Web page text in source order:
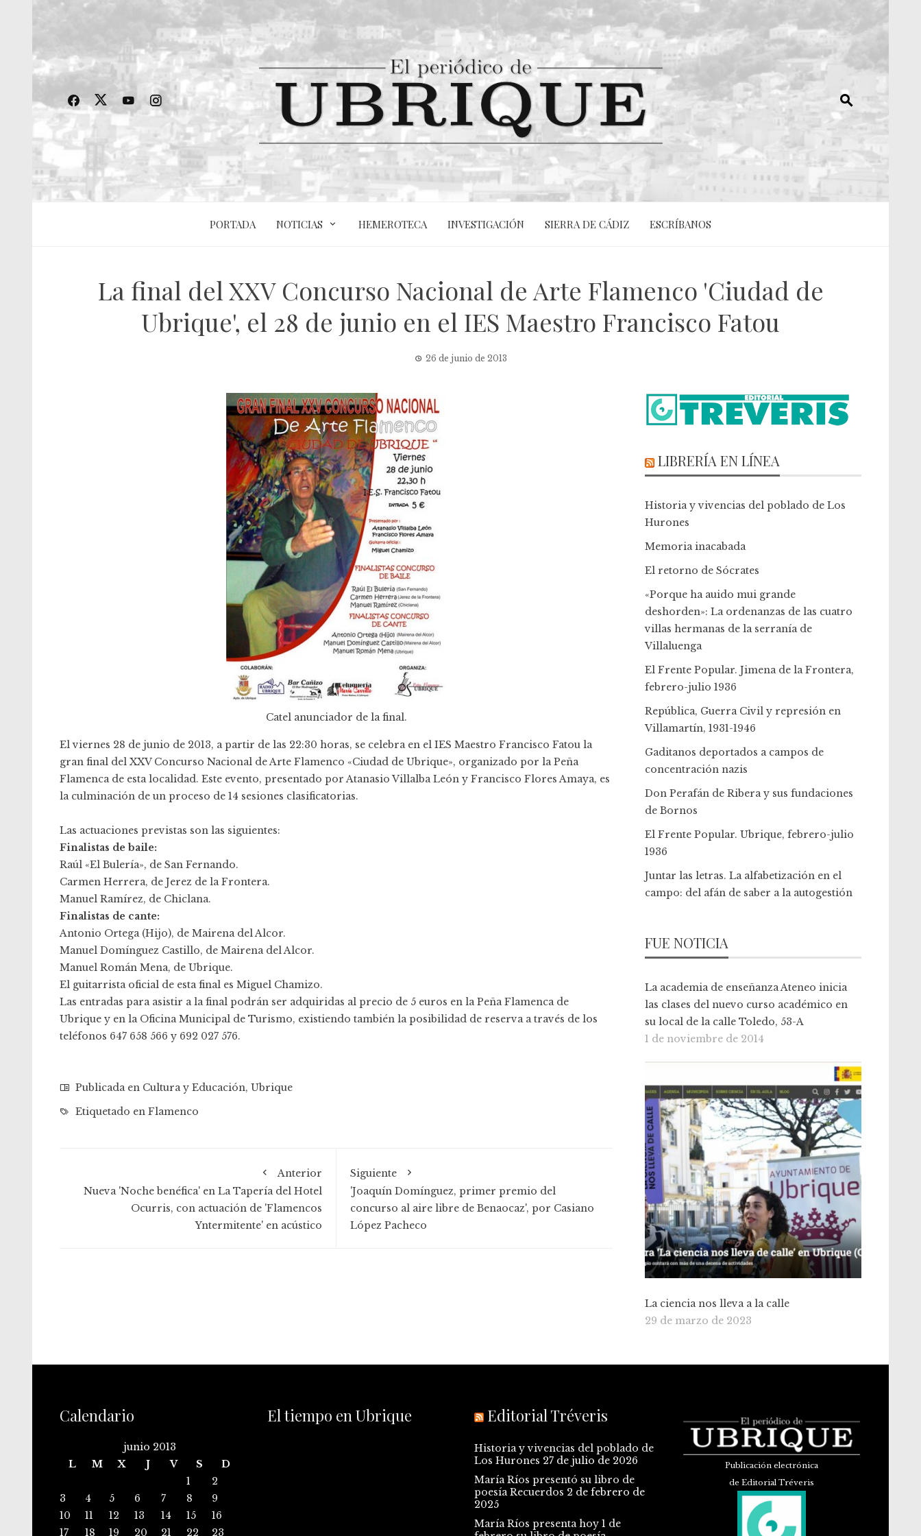
PORTADA NOTICIAS HEMEROTECA INVESTIGACIÓN SIERRA DE CÁDIZ ESCRÍBANOS
La final del XXV Concurso Nacional de Arte Flamenco 'Ciudad de
Ubrique', el 28 de junio en el IES Maestro Francisco Fatou
26 de junio de 2013
Catel anunciador de la final.
El viernes 28 de junio de 2013, a partir de las 22:30 horas, se celebra en el IES Maestro Francisco Fatou la
gran final del XXV Concurso Nacional de Arte Flamenco «Ciudad de Ubrique», organizado por la Peña
Flamenca de esta localidad. Este evento, presentado por Atanasio Villalba León y Francisco Flores Amaya, es
la culminación de un proceso de 14 sesiones clasificatorias.
Las actuaciones previstas son las siguientes:
Finalistas de baile:
Raúl «El Bulería», de San Fernando.
Carmen Herrera, de Jerez de la Frontera.
Manuel Ramírez, de Chiclana.
Finalistas de cante:
Antonio Ortega (Hijo), de Mairena del Alcor.
Manuel Domínguez Castillo, de Mairena del Alcor.
Manuel Román Mena, de Ubrique.
El guitarrista oficial de esta final es Miguel Chamizo.
Las entradas para asistir a la final podrán ser adquiridas al precio de 5 euros en la Peña Flamenca de
Ubrique y en la Oficina Municipal de Turismo, existiendo también la posibilidad de reserva a través de los
teléfonos 647 658 566 y 692 027 576.
Publicada en Cultura y Educación, Ubrique
Etiquetado en Flamenco
Anterior
Nueva 'Noche benéfica' en La Tapería del Hotel
Ocurris, con actuación de 'Flamencos
Yntermitente' en acústico
Siguiente
'Joaquín Domínguez, primer premio del
concurso al aire libre de Benaocaz', por Casiano
López Pacheco
LIBRERÍA EN LÍNEA
Historia y vivencias del poblado de Los
Hurones
Memoria inacabada
El retorno de Sócrates
«Porque ha auido mui grande
deshorden»: La ordenanzas de las cuatro
villas hermanas de la serranía de
Villaluenga
El Frente Popular. Jimena de la Frontera,
febrero-julio 1936
República, Guerra Civil y represión en
Villamartín, 1931-1946
Gaditanos deportados a campos de
concentración nazis
Don Perafán de Ribera y sus fundaciones
de Bornos
El Frente Popular. Ubrique, febrero-julio
1936
Juntar las letras. La alfabetización en el
campo: del afán de saber a la autogestión
FUE NOTICIA
La academia de enseñanza Ateneo inicia
las clases del nuevo curso académico en
su local de la calle Toledo, 53-A
1 de noviembre de 2014
La ciencia nos lleva a la calle
29 de marzo de 2023
Calendario
junio 2013
L
M X J V S
D
1
2
3
4 5 6 7 8
9
10
11 12 13 14 15
16
17
18 19 20 21 22 23
El tiempo en Ubrique Editorial Tréveris
Historia y vivencias del poblado de
Los Hurones 27 de julio de 2026
María Ríos presentó su libro de
poesía Recuerdos 2 de febrero de
2025
María Ríos presenta hoy 1 de
Publicación electrónica
de Editorial Tréveris